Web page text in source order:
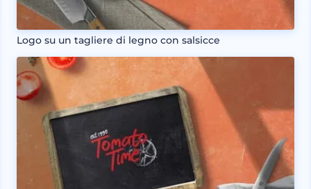
Logo su un tagliere di legno con salsicce